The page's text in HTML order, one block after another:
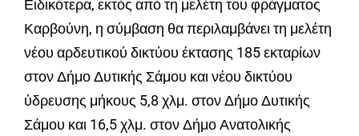
Ειδικότερα, εκτός από τη μελέτη του φράγματος
Καρβούνη, η σύμβαση θα περιλαμβάνει τη μελέτη
νέου αρδευτικού δικτύου έκτασης 185 εκταρίων
στον Δήμο Δυτικής Σάμου και νέου δικτύου
ύδρευσης μήκους 5,8 χλμ. στον Δήμο Δυτικής
Σάμου και 16,5 χλμ. στον Δήμο Ανατολικής